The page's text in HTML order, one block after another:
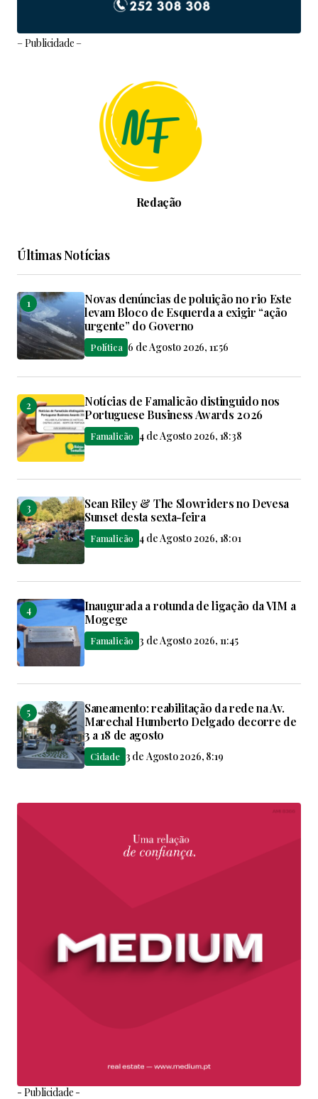
– Publicidade –
Redação
Últimas Notícias
Novas denúncias de poluição no rio Este
levam Bloco de Esquerda a exigir “ação
urgente” do Governo
Política 6 de Agosto 2026, 11:56
Notícias de Famalicão distinguido nos
Portuguese Business Awards 2026
Famalicão 4 de Agosto 2026, 18:38
Sean Riley & The Slowriders no Devesa
Sunset desta sexta-feira
Famalicão 4 de Agosto 2026, 18:01
Inaugurada a rotunda de ligação da VIM a
Mogege
Famalicão 3 de Agosto 2026, 11:45
Saneamento: reabilitação da rede na Av.
Marechal Humberto Delgado decorre de
3 a 18 de agosto
Cidade 3 de Agosto 2026, 8:19
- Publicidade -